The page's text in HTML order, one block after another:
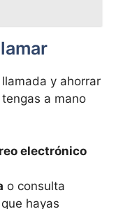
y ahorrar
a mano
electrónico
o consulta
hayas